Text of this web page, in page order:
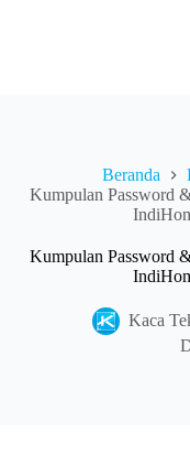
Beranda
Kumpulan Password
Kumpulan Password
Kaca